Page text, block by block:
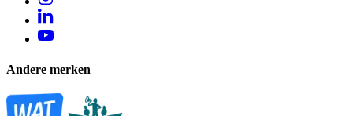
Andere merken